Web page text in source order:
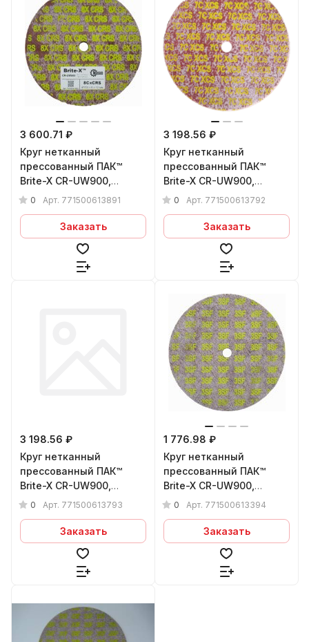
3 600.71 ₽
Круг нетканный
прессованный ПАК™
Brite-X CR-UW900,
Сeramic, Ø150х6х13 мм,
0 Арт. 771500613891
Заказать
3 198.56 ₽
Круг нетканный
прессованный ПАК™
Brite-X CR-UW900,
Сeramic, Ø150х6х13 мм,
0 Арт. 771500613792
Заказать
3 198.56 ₽
Круг нетканный
прессованный ПАК™
Brite-X CR-UW900,
Сeramic, Ø150х6х13 мм,
0 Арт. 771500613793
Заказать
1 776.98 ₽
Круг нетканный
прессованный ПАК™
Brite-X CR-UW900,
Сeramic, Ø150х6х13 мм,
0 Арт. 771500613394
Заказать